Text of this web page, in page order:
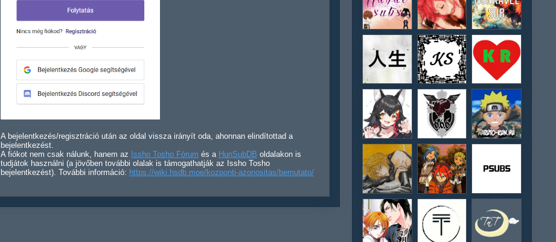
A bejelentkezés/regisztráció után az oldal vissza irányít oda, ahonnan elindítottad a
bejelentkezést.
A fiókot nem csak nálunk, hanem az Issho Tosho Fórum és a HunSubDB oldalakon is
tudjátok használni (a jövőben további olalak is támogathatják az Issho Tosho
bejelentkezést). További információ: https://wiki.hsdb.moe/kozponti-azonositas/bemutato/